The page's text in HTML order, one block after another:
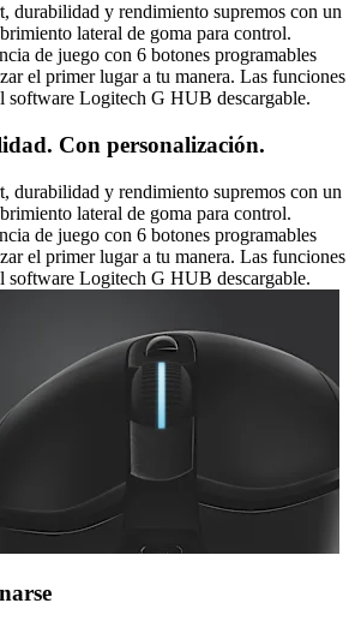
durabilidad y rendimiento supremos con un
lateral de goma para control.
de juego con 6 botones programables
el primer lugar a tu manera. Las funciones
software Logitech G HUB descargable.
Con personalización.
durabilidad y rendimiento supremos con un
lateral de goma para control.
de juego con 6 botones programables
el primer lugar a tu manera. Las funciones
software Logitech G HUB descargable.